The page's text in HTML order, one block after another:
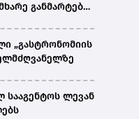
განმარტებას
„გასტრონომიის
სააგენტოს ლევან